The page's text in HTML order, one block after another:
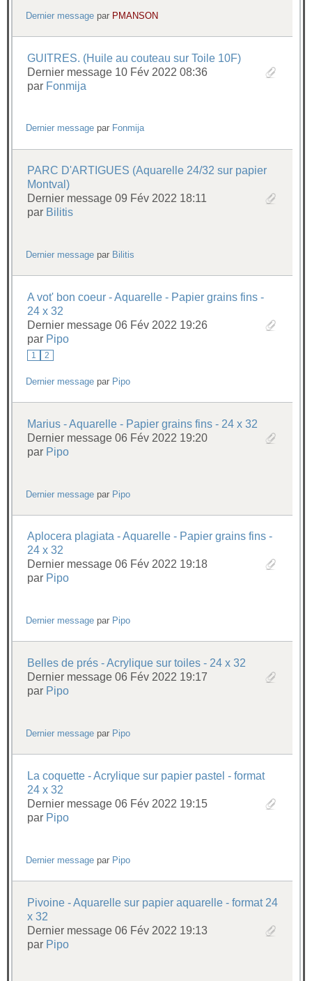
Dernier message par PMANSON
GUITRES. (Huile au couteau sur Toile 10F)
Dernier message 10 Fév 2022 08:36
par Fonmija
Dernier message par Fonmija
PARC D'ARTIGUES (Aquarelle 24/32 sur papier
Montval)
Dernier message 09 Fév 2022 18:11
par Bilitis
Dernier message par Bilitis
A vot' bon coeur - Aquarelle - Papier grains fins -
24 x 32
Dernier message 06 Fév 2022 19:26
par Pipo
1 2
Dernier message par Pipo
Marius - Aquarelle - Papier grains fins - 24 x 32
Dernier message 06 Fév 2022 19:20
par Pipo
Dernier message par Pipo
Aplocera plagiata - Aquarelle - Papier grains fins -
24 x 32
Dernier message 06 Fév 2022 19:18
par Pipo
Dernier message par Pipo
Belles de prés - Acrylique sur toiles - 24 x 32
Dernier message 06 Fév 2022 19:17
par Pipo
Dernier message par Pipo
La coquette - Acrylique sur papier pastel - format
24 x 32
Dernier message 06 Fév 2022 19:15
par Pipo
Dernier message par Pipo
Pivoine - Aquarelle sur papier aquarelle - format 24
x 32
Dernier message 06 Fév 2022 19:13
par Pipo